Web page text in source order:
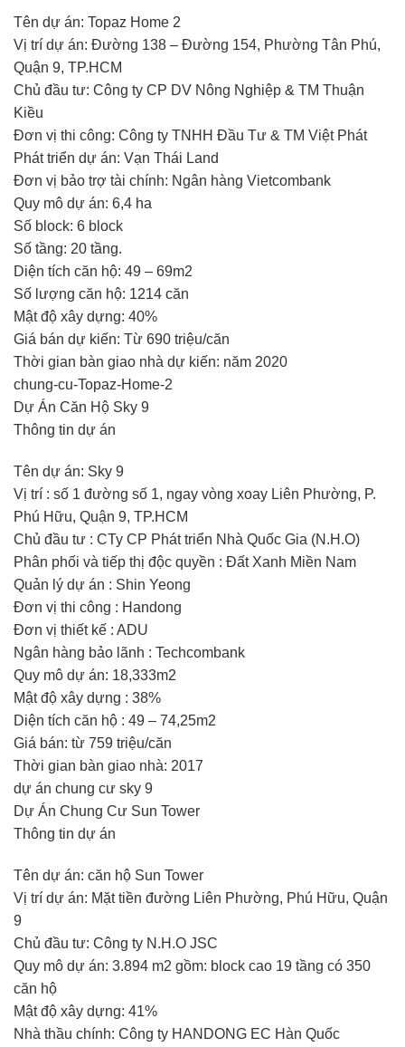
Tên dự án: Topaz Home 2
Vị trí dự án: Đường 138 – Đường 154, Phường Tân Phú,
Quận 9, TP.HCM
Chủ đầu tư: Công ty CP DV Nông Nghiệp & TM Thuận
Kiều
Đơn vị thi công: Công ty TNHH Đầu Tư & TM Việt Phát
Phát triển dự án: Vạn Thái Land
Đơn vị bảo trợ tài chính: Ngân hàng Vietcombank
Quy mô dự án: 6,4 ha
Số block: 6 block
Số tầng: 20 tầng.
Diện tích căn hộ: 49 – 69m2
Số lượng căn hộ: 1214 căn
Mật độ xây dựng: 40%
Giá bán dự kiến: Từ 690 triệu/căn
Thời gian bàn giao nhà dự kiến: năm 2020
chung-cu-Topaz-Home-2
Dự Án Căn Hộ Sky 9
Thông tin dự án
Tên dự án: Sky 9
Vị trí : số 1 đường số 1, ngay vòng xoay Liên Phường, P.
Phú Hữu, Quận 9, TP.HCM
Chủ đầu tư : CTy CP Phát triển Nhà Quốc Gia (N.H.O)
Phân phối và tiếp thị độc quyền : Đất Xanh Miền Nam
Quản lý dự án : Shin Yeong
Đơn vị thi công : Handong
Đơn vị thiết kế : ADU
Ngân hàng bảo lãnh : Techcombank
Quy mô dự án: 18,333m2
Mật độ xây dựng : 38%
Diện tích căn hộ : 49 – 74,25m2
Giá bán: từ 759 triệu/căn
Thời gian bàn giao nhà: 2017
dự án chung cư sky 9
Dự Án Chung Cư Sun Tower
Thông tin dự án
Tên dự án: căn hộ Sun Tower
Vị trí dự án: Mặt tiền đường Liên Phường, Phú Hữu, Quận
9
Chủ đầu tư: Công ty N.H.O JSC
Quy mô dự án: 3.894 m2 gồm: block cao 19 tầng có 350
căn hộ
Mật độ xây dựng: 41%
Nhà thầu chính: Công ty HANDONG EC Hàn Quốc